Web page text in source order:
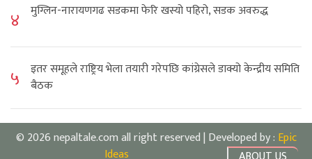
४ मुग्लिन-नारायणगढ सडकमा फेरि खस्यो पहिरो, सडक अवरुद्ध
५
इतर समूहले राष्ट्रिय भेला तयारी गरेपछि कांग्रेसले डाक्यो केन्द्रीय समिति
बैठक
© 2026 nepaltale.com all right reserved | Developed by : Epic
Ideas